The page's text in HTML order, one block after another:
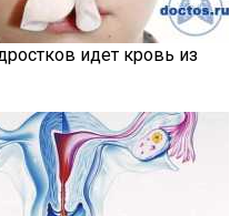
идет кровь из